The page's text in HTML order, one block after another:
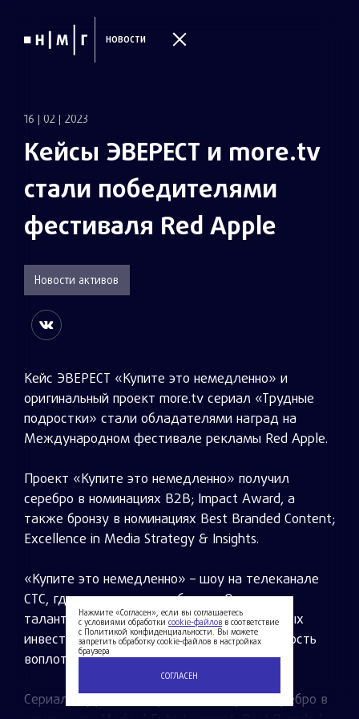
НОВОСТИ
Нажмите «Согласен», если вы соглашаетесь
с условиями обработки cookie-файлов в соответствие
с Политикой конфиденциальности. Вы можете
запретить обработку cookie-файлов в настройках
браузера
СОГЛАСЕН
16 | 02 | 2023
Кейсы ЭВЕРЕСТ и more.tv
стали победителями
фестиваля RedApple
Новости активов
Кейс ЭВЕРЕСТ «Купите это немедленно» и
оригинальный проект more.tv сериал «Трудные
подростки» стали обладателями наград на
Международном фестивале рекламы Red Apple.
Проект «Купите это немедленно» получил
серебро в номинациях B2B; Impact Award, а
также бронзу в номинациях Best Branded Content;
Excellence in Media Strategy & Insights.
«Купите это немедленно» – шоу на телеканале
СТС, где при поддержке банка «Открытие»
талантливые предприниматели нашли новых
инвесторов и получили реальную возможность
воплотить свои бизнес-идеи в жизнь.
Сериал «Трудные подростки» получил серебро в